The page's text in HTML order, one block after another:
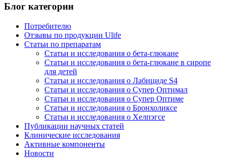
Блог категории
Потребителю
Отзывы по продукции Ulife
Статьи по препаратам
Статьи и исследования о бета-глюкане
Статьи и исследования о бета-глюкане в сиропе
для детей
Статьи и исследования о Лабициде S4
Статьи и исследования о Супер Оптимал
Статьи и исследования о Супер Оптиме
Статьи и исследования о Бронхоликсе
Статьи и исследования о Хелпэгсе
Публикации научных статей
Клинические исследования
Активные компоненты
Новости